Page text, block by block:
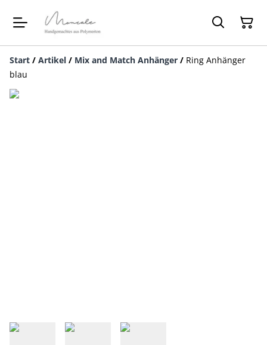
Start / Artikel / Mix and Match Anhänger / Ring Anhänger
blau